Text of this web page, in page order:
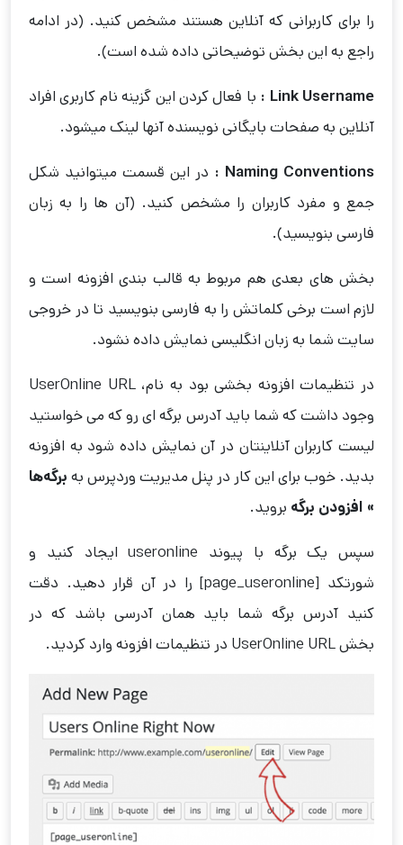
را برای کاربرانی که آنلاین هستند مشخص کنید. (در ادامه
راجع به این بخش توضیحاتی داده شده است).
Link Username :
با فعال کردن این گزینه نام کاربری افراد
آنلاین به صفحات بایگانی نویسنده آنها لینک میشود.
Naming Conventions :
در این قسمت میتوانید شکل
جمع و مفرد کاربران را مشخص کنید. (آن ها را به زبان
فارسی بنویسید).
بخش های بعدی هم مربوط به قالب بندی افزونه است و
لازم است برخی کلماتش را به فارسی بنویسید تا در خروجی
سایت شما به زبان انگلیسی نمایش داده نشود.
در تنظیمات افزونه بخشی بود به نام، UserOnline URL
وجود داشت که شما باید آدرس برگه ای رو که می خواستید
لیست کاربران آنلاینتان در آن نمایش داده شود به افزونه
بدید. خوب برای این کار در پنل مدیریت وردپرس به برگه‌ها
» افزودن برگه بروید.
سپس یک برگه با پیوند useronline ایجاد کنید و
شورتکد [page_useronline] را در آن قرار دهید. دقت
کنید آدرس برگه شما باید همان آدرسی باشد که در
بخش UserOnline URL در تنظیمات افزونه وارد کردید.